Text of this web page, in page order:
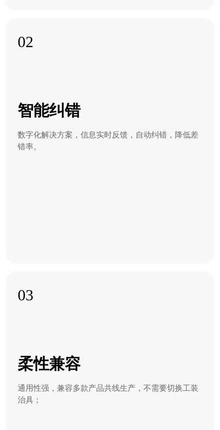
02
智能纠错
数字化解决方案，信息实时反馈，自动纠错，降低差
错率。
03
柔性兼容
通用性强，兼容多款产品共线生产，不需要切换工装
治具；